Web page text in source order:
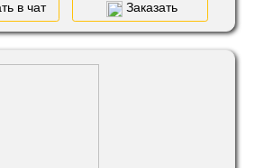
в чат Заказать